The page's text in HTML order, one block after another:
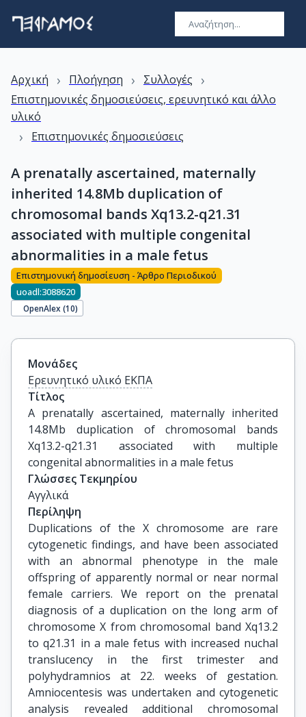
Αρχική › Πλοήγηση › Συλλογές ›
Επιστημονικές δημοσιεύσεις, ερευνητικό και άλλο
υλικό
› Επιστημονικές δημοσιεύσεις
A prenatally ascertained, maternally
inherited 14.8Mb duplication of
chromosomal bands Xq13.2-q21.31
associated with multiple congenital
abnormalities in a male fetus
Επιστημονική δημοσίευση - Άρθρο Περιοδικού
uoadl:3088620
OpenAlex (10)
Μονάδες
Ερευνητικό υλικό ΕΚΠΑ
Τίτλος
A prenatally ascertained, maternally inherited
14.8Mb duplication of chromosomal bands
Xq13.2-q21.31 associated with multiple
congenital abnormalities in a male fetus
Γλώσσες Τεκμηρίου
Αγγλικά
Περίληψη
Duplications of the X chromosome are rare
cytogenetic findings, and have been associated
with an abnormal phenotype in the male
offspring of apparently normal or near normal
female carriers. We report on the prenatal
diagnosis of a duplication on the long arm of
chromosome X from chromosomal band Xq13.2
to q21.31 in a male fetus with increased nuchal
translucency in the first trimester and
polyhydramnios at 22. weeks of gestation.
Amniocentesis was undertaken and cytogenetic
analysis revealed additional chromosomal